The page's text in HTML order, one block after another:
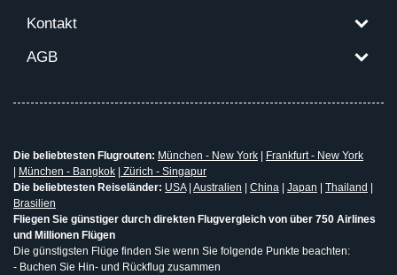
Kontakt
AGB
Die beliebtesten Flugrouten: München - New York
Frankfurt - New York
München - Bangkok
Zürich - Singapur
Die beliebtesten Reiseländer: USA| Australien China Japan Thailand
Brasilien
Fliegen Sie günstiger durch direkten Flugvergleich von über 750 Airlines
und Millionen Flügen
Die günstigsten Flüge finden Sie wenn Sie folgende Punkte beachten:
- Buchen Sie Hin- und Rückflug zusammen